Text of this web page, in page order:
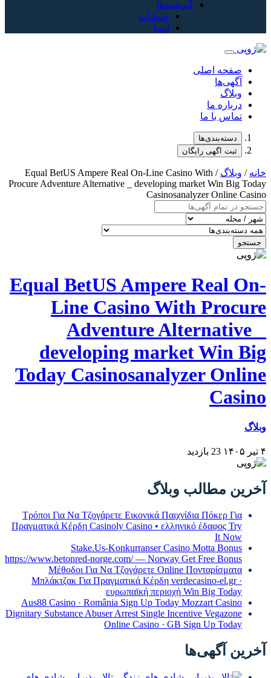
گم‌شده‌ها
حیوانات
اشیا
صفحه اصلی
آگهی‌ها
وبلاگ
درباره ما
تماس با ما
دسته‌بندی‌ها
ثبت اگهی رایگان
خانه / وبلاگ
/ Equal BetUS Ampere Real On-Line Casino With
Procure Adventure Alternative _ developing market Win Big Today
Casinosanalyzer Online Casino
جستجو
Equal BetUS Ampere Real On-
Line Casino With Procure
Adventure Alternative _
developing market Win Big
Today Casinosanalyzer Online
Casino
وبلاگ
۴ تیر ۱۴۰۵ 23 بازدید
آخرین مطالب وبلاگ
Τρόποι Για Να Τζογάρετε Εικονικά Παιχνίδια Πόκερ Για
Πραγματικά Κέρδη Casinoly Casino • ελληνικό έδαφος Try
It Now
Stake.Us-Konkurranser Casino Motta Bonus
https://www.betonred-norge.com/ — Norway Get Free Bonus
Μέθοδοι Για Να Τζογάρετε Online Πονταρίσματα
Μπλάκτζακ Για Πραγματικά Κέρδη verdecasino-el.gr ·
ευρωπαϊκή περιοχή Win Big Today
Aus88 Casino · România Sign Up Today Mozzart Casino
Dignitary Substance Abuser Arrest Single Incentive Vegazone
Online Casino · GB Sign Up Today
آخرین آگهی‌ها